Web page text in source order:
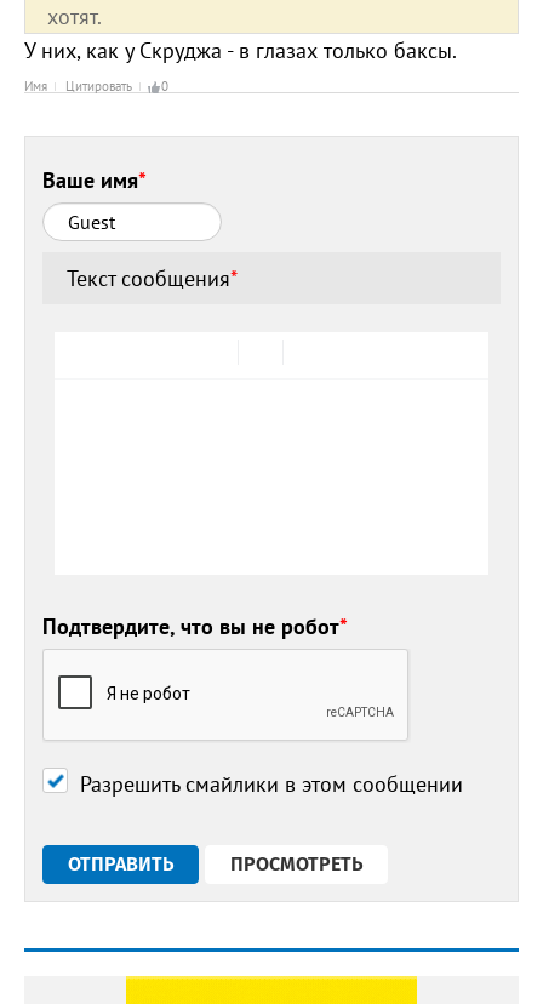
хотят.
У них, как у Скруджа - в глазах только баксы.
Имя Цитировать 0
Ваше имя*
Текст сообщения*
Подтвердите, что вы не робот*
Разрешить смайлики в этом сообщении